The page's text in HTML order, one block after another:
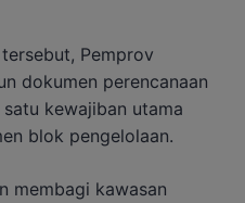
Pemprov
dokumen perencanaan
kewajiban utama
blok pengelolaan.
membagi kawasan